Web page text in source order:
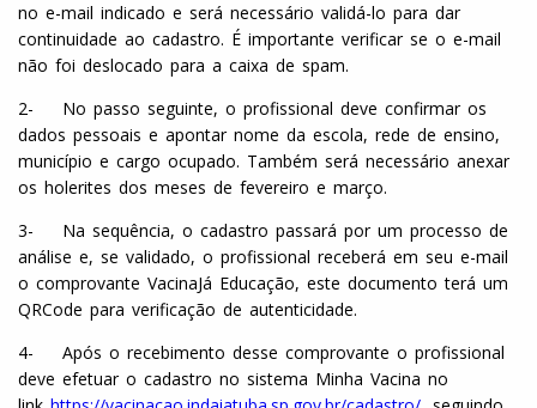
no e-mail indicado e será necessário validá-lo para dar
continuidade ao cadastro. É importante verificar se o e-mail
não foi deslocado para a caixa de spam.
2- No passo seguinte, o profissional deve confirmar os
dados pessoais e apontar nome da escola, rede de ensino,
município e cargo ocupado. Também será necessário anexar
os holerites dos meses de fevereiro e março.
3- Na sequência, o cadastro passará por um processo de
análise e, se validado, o profissional receberá em seu e-mail
o comprovante VacinaJá Educação, este documento terá um
QRCode para verificação de autenticidade.
4- Após o recebimento desse comprovante o profissional
deve efetuar o cadastro no sistema Minha Vacina no